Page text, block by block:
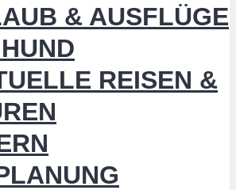
& AUSFLÜGE
REISEN &